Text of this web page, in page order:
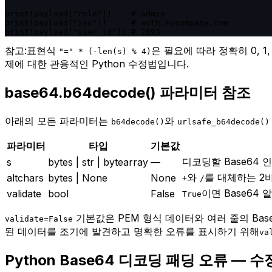
참고:표현식 "=" * (-len(s) % 4) 은 필요에 따라 정확히 0,
제에 대한 관용적인 Python 수정법입니다.
base64.b64decode() 파라미터 참조
아래의 모든 파라미터는 b64decode() 와 urlsafe_b64decode()
파라미터 타입
기본값
s
bytes | str | bytearray —
디코딩할 Base64
altchars bytes | None None +와 /를 대체하는 2
validate bool False True이면 Base64
validate=False 기본값은 PEM 형식 데이터와 여러 줄의
된 데이터를 조기에 발견하고 명확한 오류를 표시하기 위해
Python Base64 디코딩 패딩 오류 — 수